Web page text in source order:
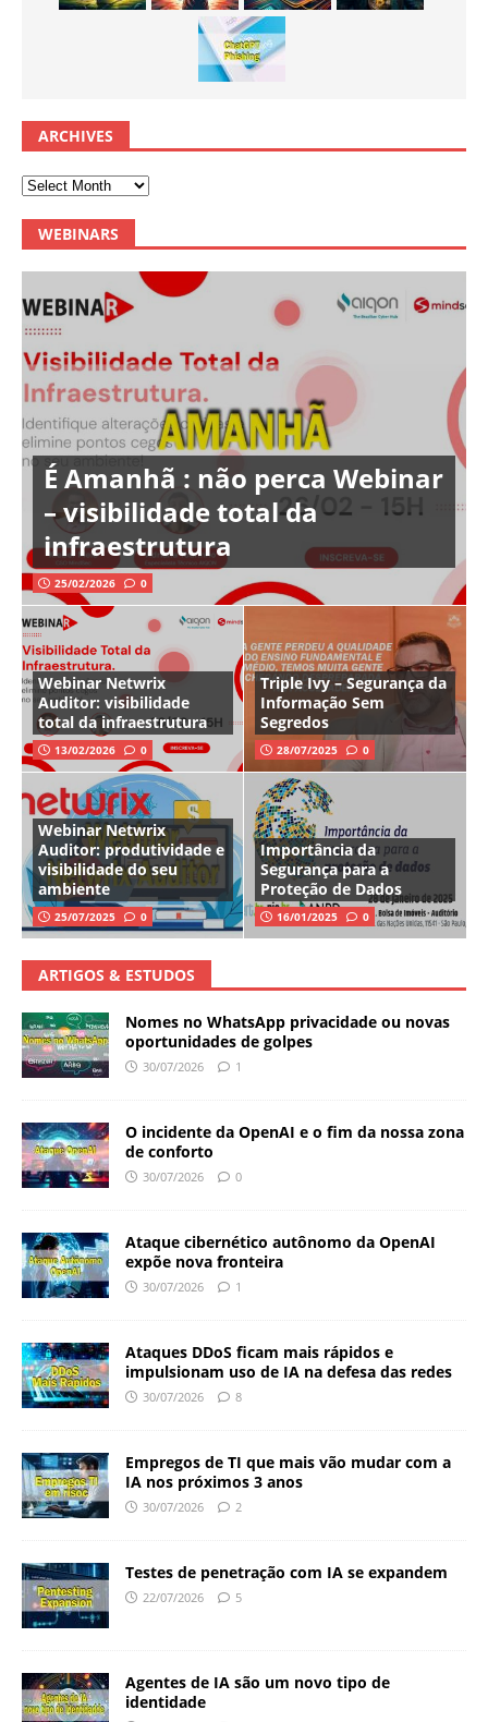
ARCHIVES
WEBINARS
É Amanhã : não perca Webinar
– visibilidade total da
infraestrutura
25/02/2026 0
Webinar Netwrix
Auditor: visibilidade
total da infraestrutura
13/02/2026 0
Triple Ivy – Segurança da
Informação Sem
Segredos
28/07/2025 0
Webinar Netwrix
Auditor: produtividade e
visibilidade do seu
ambiente
25/07/2025 0
Importância da
Segurança para a
Proteção de Dados
16/01/2025 0
ARTIGOS & ESTUDOS
Nomes no WhatsApp privacidade ou novas
oportunidades de golpes
30/07/2026 1
O incidente da OpenAI e o fim da nossa zona
de conforto
30/07/2026 0
Ataque cibernético autônomo da OpenAI
expõe nova fronteira
30/07/2026 1
Ataques DDoS ficam mais rápidos e
impulsionam uso de IA na defesa das redes
30/07/2026 8
Empregos de TI que mais vão mudar com a
IA nos próximos 3 anos
30/07/2026 2
Testes de penetração com IA se expandem
22/07/2026 5
Agentes de IA são um novo tipo de
identidade